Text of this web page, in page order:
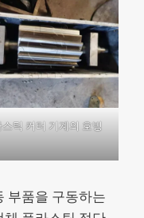
스틱 커터 기계의 호빙
부품을 구동하는